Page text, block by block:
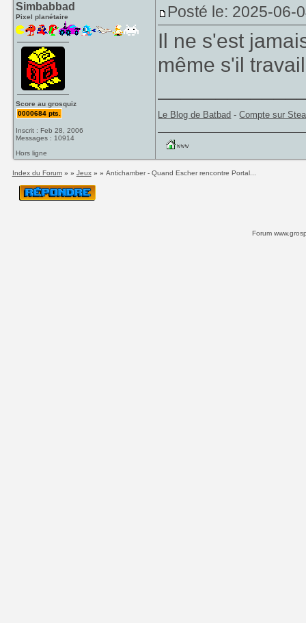
Simbabbad
Pixel planétaire
Score au grosquiz
0000684 pts.
Inscrit : Feb 28, 2006
Messages : 10914
Hors ligne
Posté le: 2025-06-
Il ne s'est
même s'il
Le Blog de Batbad -Compte sur
Index du Forum» » Jeux» » Antichamber - Quand Escher rencontre Portal...
Forum